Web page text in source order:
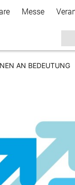
Messe
AN BEDEUTUNG